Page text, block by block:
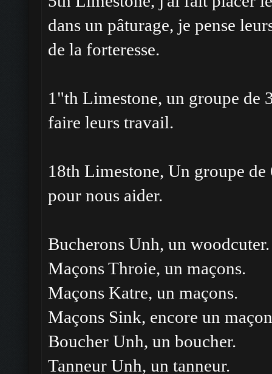
dans un pâturage, je pense
de la forteresse.
1"th Limestone, un groupe de
faire leurs travail.
18th Limestone, Un groupe
pour nous aider.
Bucherons Unh, un woodcuter.
Maçons Throie, un maçons.
Maçons Katre, un maçons.
Maçons Sink, encore un
Boucher Unh, un boucher.
Tanneur Unh, un tanneur.